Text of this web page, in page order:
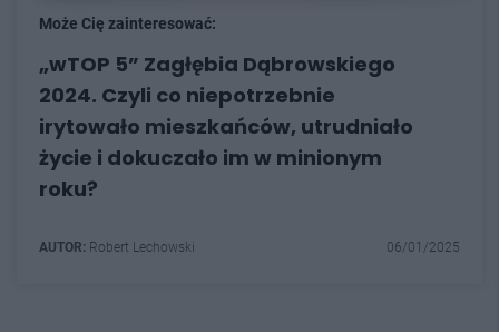
Może Cię zainteresować:
„wTOP 5” Zagłębia Dąbrowskiego
2024. Czyli co niepotrzebnie
irytowało mieszkańców, utrudniało
życie i dokuczało im w minionym
roku?
AUTOR: Robert Lechowski 06/01/2025